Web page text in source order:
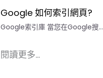
Google 如何索引網頁?
Google索引庫 當您在Google搜…
閱讀更多...